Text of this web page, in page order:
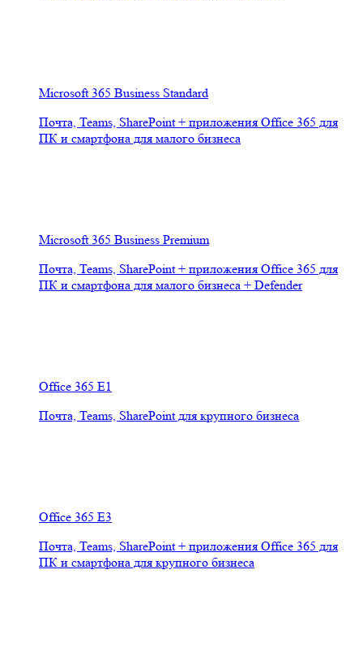
Microsoft 365 Business Standard
Почта, Teams, SharePoint + приложения Office 365 для
ПК и смартфона для малого бизнеса
Microsoft 365 Business Premium
Почта, Teams, SharePoint + приложения Office 365 для
ПК и смартфона для малого бизнеса + Defender
Office 365 E1
Почта, Teams, SharePoint для крупного бизнеса
Office 365 E3
Почта, Teams, SharePoint + приложения Office 365 для
ПК и смартфона для крупного бизнеса